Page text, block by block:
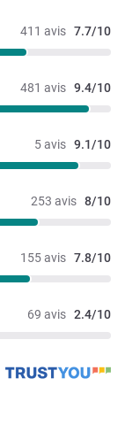
411 avis 7.7/10
481 avis 9.4/10
5 avis 9.1/10
253 avis 8/10
155 avis 7.8/10
69 avis 2.4/10